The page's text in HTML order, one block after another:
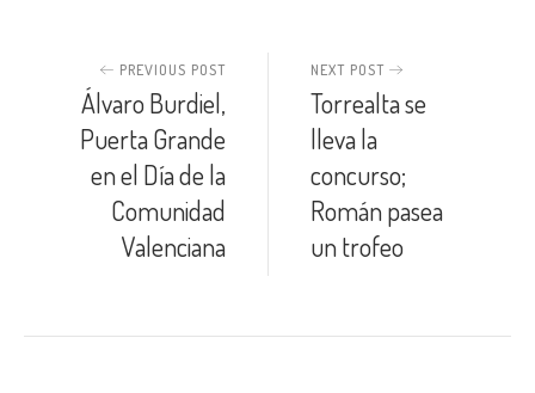
PREVIOUS POST
Álvaro Burdiel,
Puerta Grande
en el Día de la
Comunidad
Valenciana
NEXT POST
Torrealta se
lleva la
concurso;
Román pasea
un trofeo